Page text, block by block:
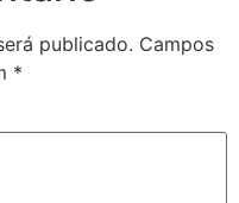
publicado. Campos
*